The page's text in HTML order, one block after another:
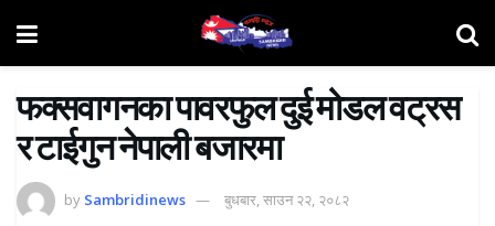
फक्सवागनका पावरफुल दुई मोडल वट्रस
र टाईगुन नेपाली बजारमा
by Sambridinews बुधबार, साउन २२, २०८२